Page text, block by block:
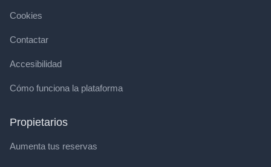
Cookies
Contactar
Accesibilidad
Cómo funciona la plataforma
Propietarios
Aumenta tus reservas